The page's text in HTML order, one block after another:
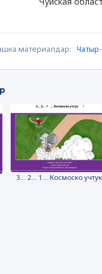
материалдар: Чатыр-
3... 2... 1... Космоско